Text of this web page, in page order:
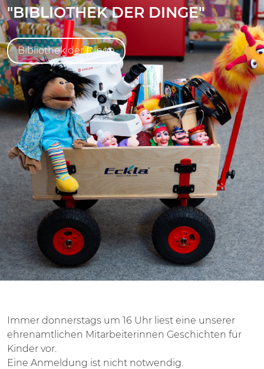
"BIBLIOTHEK DER DINGE"
Bibliothek der Dinge
Immer donnerstags um 16 Uhr liest eine unserer
ehrenamtlichen Mitarbeiterinnen Geschichten für
Kinder vor.
Eine Anmeldung ist nicht notwendig.